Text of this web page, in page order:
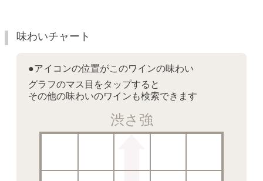
味わいチャート
●アイコンの位置がこのワインの味わい
グラフのマス目をタップすると
その他の味わいのワインも検索できます
渋さ強